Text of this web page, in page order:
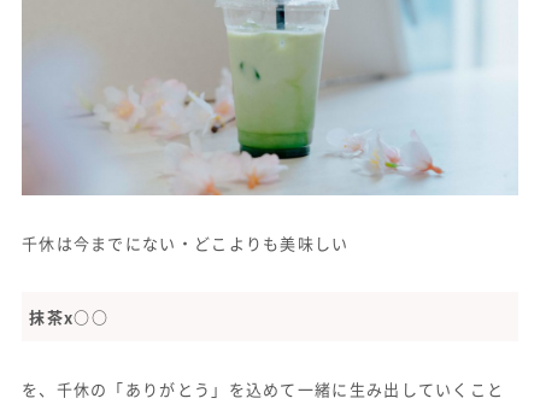
千休は今までにない・どこよりも美味しい
抹茶x○○
を、千休の「ありがとう」を込めて一緒に生み出していくこと